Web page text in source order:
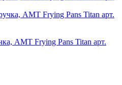
AMT Frying Pans Titan арт.